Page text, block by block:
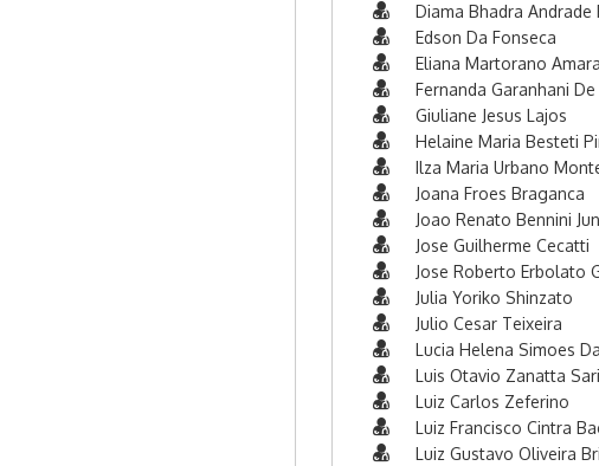
Diama Bhadra
Edson Da Fonseca
Eliana Martorano
Fernanda Garanhani
Giuliane Jesus Lajos
Helaine Maria Besteti
Ilza Maria Urbano
Joana Froes Braganca
Joao Renato Bennini
Jose Guilherme Cecatti
Jose Roberto Erbolato
Julia Yoriko Shinzato
Julio Cesar Teixeira
Lucia Helena Simoes
Luis Otavio Zanatta
Luiz Carlos Zeferino
Luiz Francisco Cintra
Luiz Gustavo Oliveira